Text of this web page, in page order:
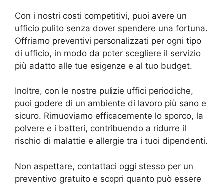
Con i nostri costi competitivi, puoi avere un
ufficio pulito senza dover spendere una fortuna.
Offriamo preventivi personalizzati per ogni tipo
di ufficio, in modo da poter scegliere il servizio
più adatto alle tue esigenze e al tuo budget.
Inoltre, con le nostre pulizie uffici periodiche,
puoi godere di un ambiente di lavoro più sano e
sicuro. Rimuoviamo efficacemente lo sporco, la
polvere e i batteri, contribuendo a ridurre il
rischio di malattie e allergie tra i tuoi dipendenti.
Non aspettare, contattaci oggi stesso per un
preventivo gratuito e scopri quanto può essere